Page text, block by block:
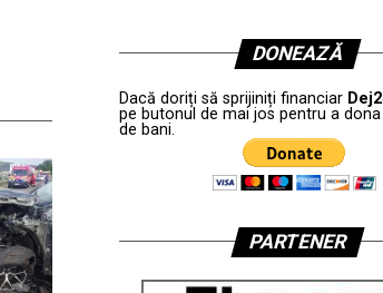
DONEAZĂ
Dacă doriți să sprijiniți financiar
pe butonul de mai jos pentru a
de bani.
PARTENER